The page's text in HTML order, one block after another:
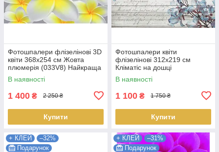
Фотошпалери флізелінові 3D
квіти 368х254 см Жовта
плюмерія (033V8) Найкраща
якість
В наявності
1 400 ₴ 2 250 ₴
Купити
Фотошпалери квіти
флізелінові 312x219 см
Кліматіс на дошці
(3545VEXXL) Найкраща
якість
В наявності
1 100 ₴ 1 750 ₴
Купити
+ КЛЕЙ
–32%
Подарунок
+ КЛЕЙ
–31%
Подарунок